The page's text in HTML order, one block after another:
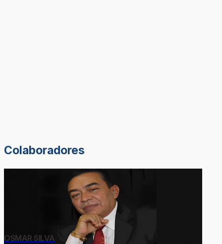
Colaboradores
OSMAR SILVA